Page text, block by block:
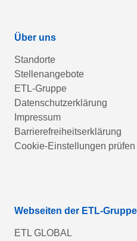
Über uns
Standorte
Stellenangebote
ETL-Gruppe
Datenschutzerklärung
Impressum
Barrierefreiheitserklärung
Cookie-Einstellungen prüfen
Webseiten der ETL-Gruppe
ETL GLOBAL